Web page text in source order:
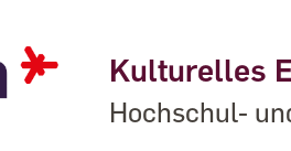
Kulturelles
Hochschul-